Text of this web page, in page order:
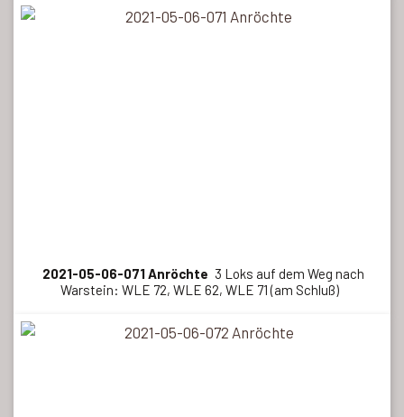
2021-05-06-071 Anröchte 3 Loks auf dem Weg nach
Warstein: WLE 72, WLE 62, WLE 71 (am Schluß)